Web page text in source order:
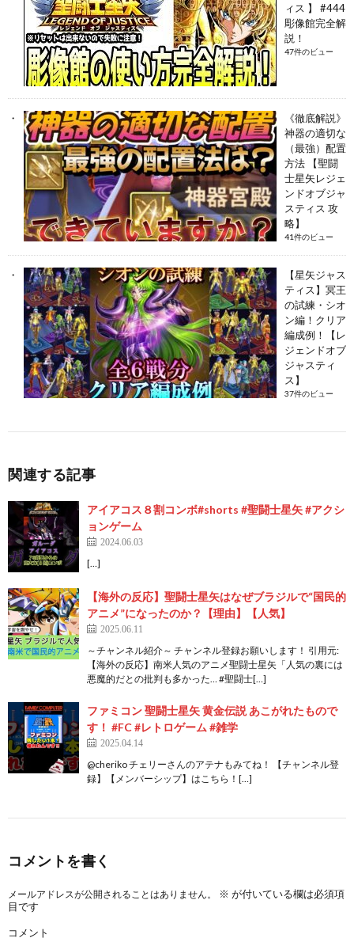
ィス 】 #444
彫像館完全解
説！
47件のビュー
《徹底解説》
神器の適切な
（最強）配置
方法 【聖闘
士星矢レジェ
ンドオブジャ
スティス 攻
略】
41件のビュー
【星矢ジャス
ティス】冥王
の試練・シオ
ン編！クリア
編成例！【レ
ジェンドオブ
ジャスティ
ス】
37件のビュー
関連する記事
アイアコス８割コンボ#shorts #聖闘士星矢 #アクシ
ョンゲーム
2024.06.03
[…]
【海外の反応】聖闘士星矢はなぜブラジルで“国民的
アニメ”になったのか？【理由】【人気】
2025.06.11
～チャンネル紹介～ チャンネル登録お願いします！ 引用元:
【海外の反応】南米人気のアニメ聖闘士星矢「人気の裏には
悪魔的だとの批判も多かった… #聖闘士[…]
ファミコン 聖闘士星矢 黄金伝説 あこがれたもので
す！ #FC #レトロゲーム #雑学
2025.04.14
@cheriko チェリーさんのアテナもみてね！ 【チャンネル登
録】【メンバーシップ】はこちら！[…]
コメントを書く
メールアドレスが公開されることはありません。 ※ が付いている欄は必須項
目です
コメント